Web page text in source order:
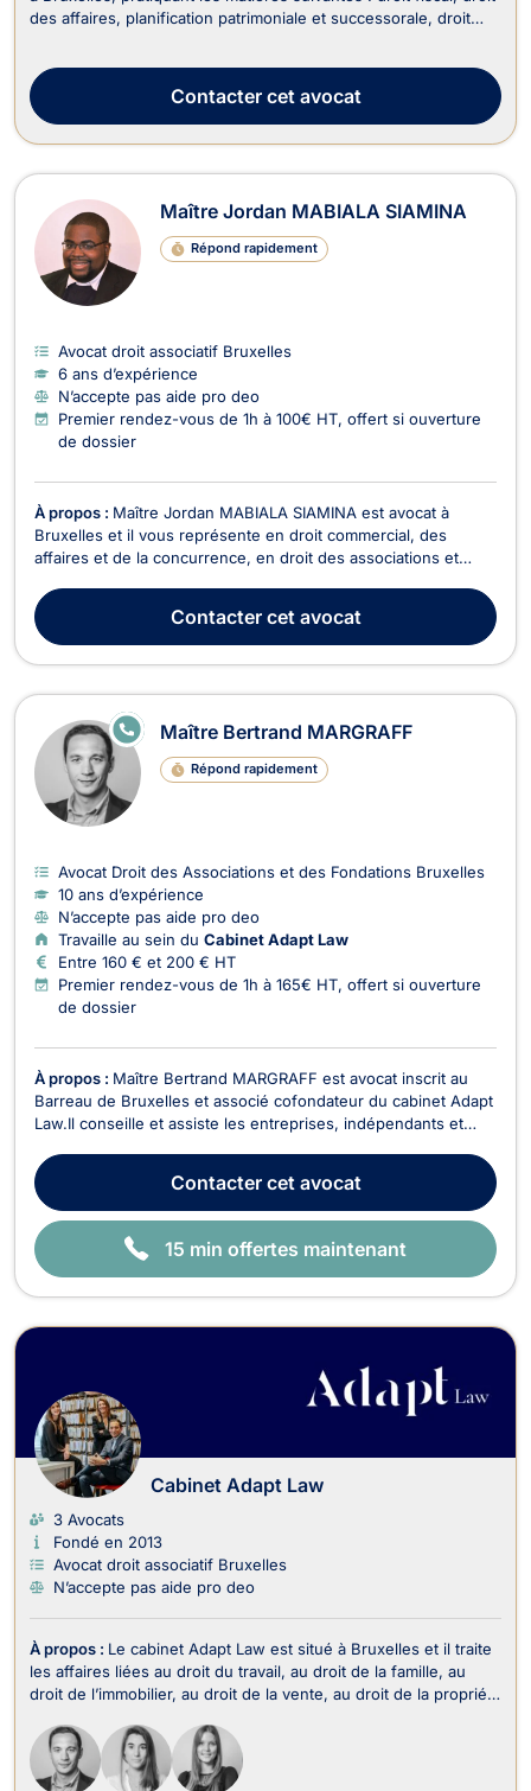
des affaires, planification patrimoniale et successorale, droit
service de ses clients pou...
Contactercet avocat
Maître Jordan MABIALA SIAMINA
Répond rapidement
Avocat droit associatif Bruxelles
6 ans d’expérience
N’accepte pas aide pro deo
Premier rendez-vous de 1h à 100€ HT, offert si ouverture
de dossier
À propos : Maître Jordan MABIALA SIAMINA est avocat à
Bruxelles et il vous représente en droit commercial, des
affaires et de la concurrence, en droit des associations et
Jordan MABIALA SIAMINA intervient en droit commercial, des
affaires et de la concurrence pour les dos...
Contactercet avocat
Maître Bertrand MARGRAFF
Répond rapidement
E
N
E
Avocat Droit des Associations et des Fondations Bruxelles
10 ans d’expérience
N’accepte pas aide pro deo
Travaille au sein du Cabinet Adapt Law
Entre 160 € et 200 € HT
Premier rendez-vous de 1h à 165€ HT, offert si ouverture
de dossier
À propos : Maître Bertrand MARGRAFF est avocat inscrit au
Barreau de Bruxelles et associé cofondateur du cabinet Adapt
Law.Il conseille et assiste les entreprises, indépendants et
rédaction et l'exécution de contrats ainsi que dans le cadre les
litiges pouvant survenir entre profess...
Contactercet avocat
15 min offertes maintenant
Cabinet Adapt Law
3 Avocats
Fondé en 2013
Avocat droit associatif Bruxelles
N’accepte pas aide pro deo
À propos : Le cabinet Adapt Law est situé à Bruxelles et il traite
les affaires liées au droit du travail, au droit de la famille, au
droit de l’immobilier, au droit de la vente, au droit de la propriété
concurrence, au droit des sociétés, au droit du crédit et de la
consommat...